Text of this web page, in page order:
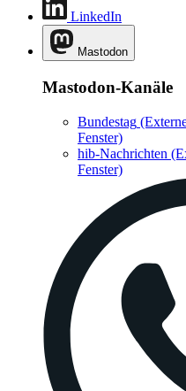
LinkedIn
Mastodon
Mastodon-Kanäle
Bundestag
Fenster)
hib-Nachrichten
Fenster)